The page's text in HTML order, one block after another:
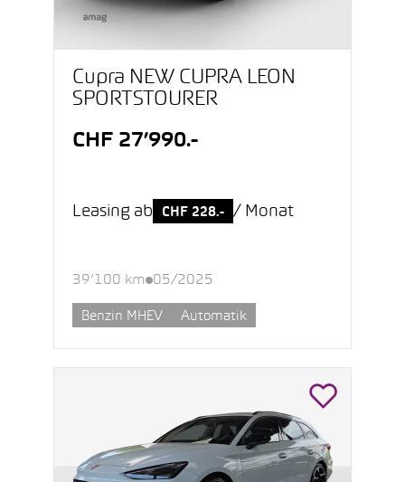
Cupra NEW CUPRA LEON
SPORTSTOURER
CHF 27’990.-
Leasing ab CHF 228.- / Monat
39’100 km 05/2025
Benzin MHEV Automatik